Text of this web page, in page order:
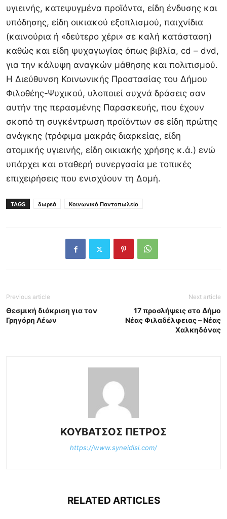
υγιεινής, κατεψυγμένα προϊόντα, είδη ένδυσης και
υπόδησης, είδη οικιακού εξοπλισμού, παιχνίδια
(καινούρια ή «δεύτερο χέρι» σε καλή κατάσταση)
καθώς και είδη ψυχαγωγίας όπως βιβλία, cd – dvd,
για την κάλυψη αναγκών μάθησης και πολιτισμού.
Η Διεύθυνση Κοινωνικής Προστασίας του Δήμου
Φιλοθέης-Ψυχικού, υλοποιεί συχνά δράσεις σαν
αυτήν της περασμένης Παρασκευής, που έχουν
σκοπό τη συγκέντρωση προϊόντων σε είδη πρώτης
ανάγκης (τρόφιμα μακράς διαρκείας, είδη
ατομικής υγιεινής, είδη οικιακής χρήσης κ.ά.) ενώ
υπάρχει και σταθερή συνεργασία με τοπικές
επιχειρήσεις που ενισχύουν τη Δομή.
TAGS δωρεά Κοινωνικό Παντοπωλείο
Previous article
Θεσμική διάκριση για τον
Γρηγόρη Λέων
Next article
17 προσλήψεις στο Δήμο
Νέας Φιλαδέλφειας – Νέας
Χαλκηδόνας
ΚΟΥΒΑΤΣΟΣ ΠΕΤΡΟΣ
https://www.syneidisi.com/
RELATED ARTICLES